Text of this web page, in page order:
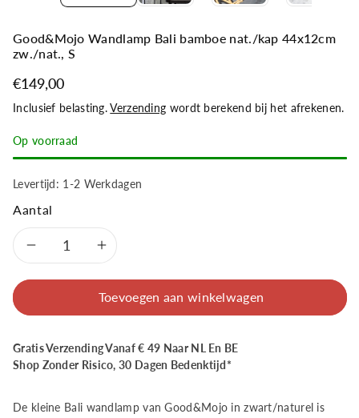
Good&Mojo Wandlamp Bali bamboe nat./kap 44x12cm
zw./nat., S
€149,00
Inclusief belasting.Verzending wordt berekend bij het afrekenen.
Op voorraad
Levertijd: 1-2 Werkdagen
Aantal
Aantal
verlagen
Good&amp;Mojo
Wandlamp
Aantal
verhogen
Good&amp;Mojo
Wandlamp
Toevoegen aan winkelwagen
Gratis Verzending Vanaf € 49 Naar NL En BE
Shop Zonder Risico, 30 Dagen Bedenktijd*
De kleine Bali wandlamp van Good&Mojo in zwart/naturel is